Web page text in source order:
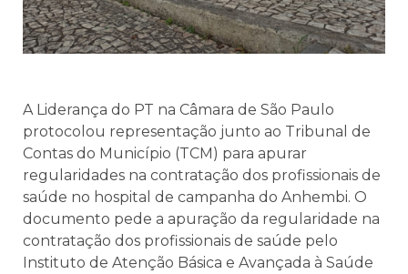
A Liderança do PT na Câmara de São Paulo
protocolou representação junto ao Tribunal de
Contas do Município (TCM) para apurar
regularidades na contratação dos profissionais de
saúde no hospital de campanha do Anhembi. O
documento pede a apuração da regularidade na
contratação dos profissionais de saúde pelo
Instituto de Atenção Básica e Avançada à Saúde